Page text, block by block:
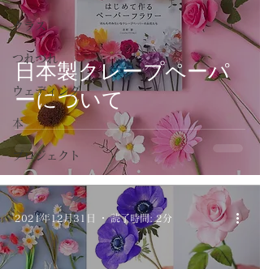
クラス
つれづれ
ウェディング
本
プロジェクト
日本製クレープペーパ
ーについて
2021年12月31日 読了時間: 2分